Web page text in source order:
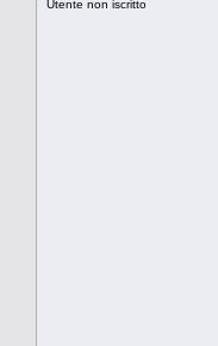
Utente non iscritto